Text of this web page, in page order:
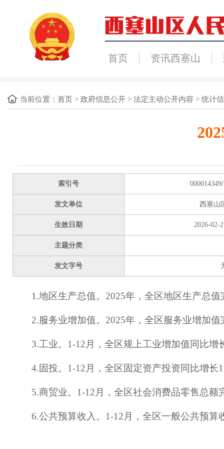
首页 资讯西塞山
当前位置： 首页 > 政府信息公开 > 法定主动公开内容 > 统计
索引号
发文单位 西塞山
生效日期 2026-02-
主题分类
发文字号
1.地区生产总值。2025年，全区地区生产总
2.服务业增加值。2025年，全区服务业增加
3.工业。1-12月，全区规上工业增加值同比增
4.固投。1-12月，全区固定资产投资同比增长
5.商贸业。1-12月，全区社会消费品零售总额
6.公共预算收入。1-12月，全区一般公共预算